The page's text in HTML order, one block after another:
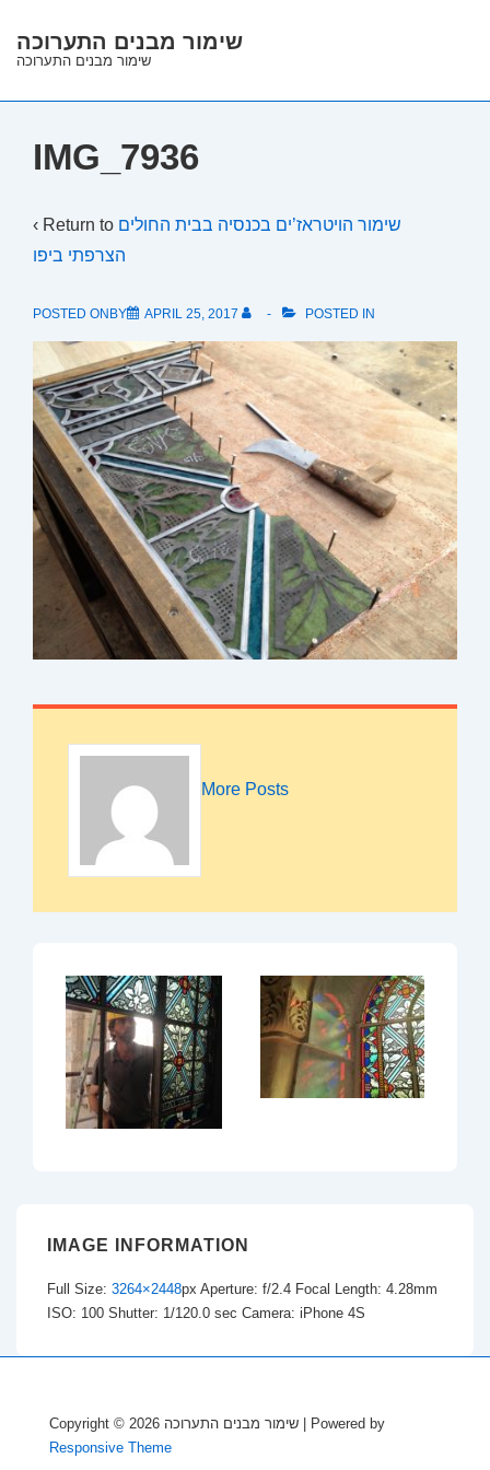
Skip
Main
שימור מבנים התערוכה
שימור מבנים התערוכה
IMG_7936
‹ Return to שימור הויטראז’ים בכנסיה בבית החולים
הצרפתי ביפו
POSTED ONBY APRIL 25, 2017 POSTED IN
More Posts
IMAGE INFORMATION
Full Size: 3264×2448px Aperture: f/2.4 Focal Length: 4.28mm
ISO: 100 Shutter: 1/120.0 sec Camera: iPhone 4S
Copyright © 2026
| Powered by
Responsive Theme